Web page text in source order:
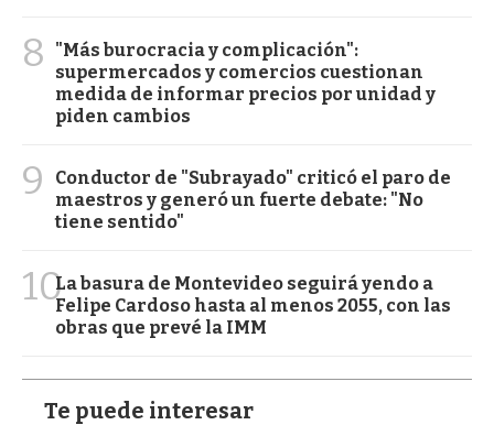
8
"Más burocracia y complicación":
supermercados y comercios cuestionan
medida de informar precios por unidad y
piden cambios
9
Conductor de "Subrayado" criticó el paro de
maestros y generó un fuerte debate: "No
tiene sentido"
10La basura de Montevideo seguirá yendo a
Felipe Cardoso hasta al menos 2055, con las
obras que prevé la IMM
Te puede interesar